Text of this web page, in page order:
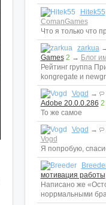
Hitek55
ComanGames
Что я только что
zarkua
Games 2 → Блог
Рейтинг группа
kongregate и
Vogd →
Adobe 20.0.0.286 2
То же самое
Vogd →
Vogd
Я попробую,
мотивация работы
Написано же
норрмальными